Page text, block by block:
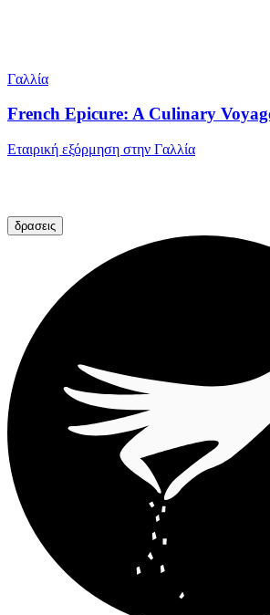
Γαλλία
French Epicure: A Culinary
Εταιρική εξόρμηση στην Γαλλία
δρασεις